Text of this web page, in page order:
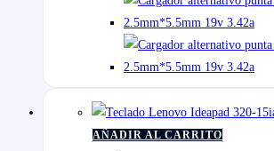
AÑADIR AL CARRITO